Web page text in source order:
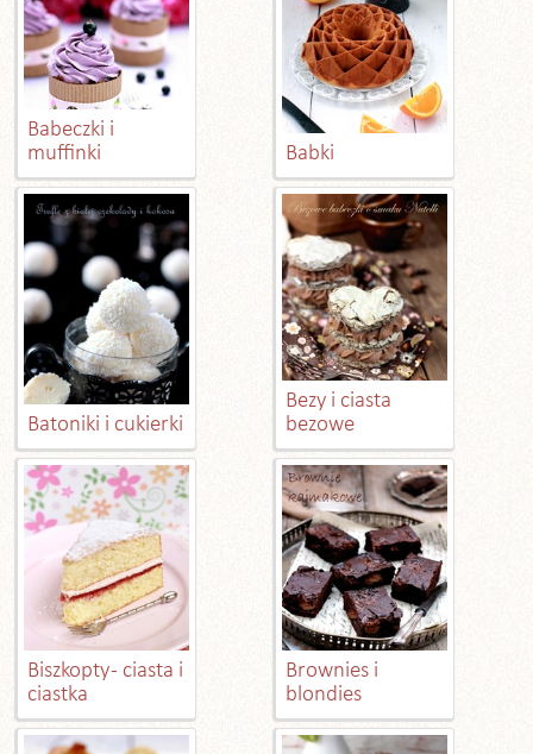
Babeczki i
muffinki
Babki
Batoniki i cukierki
Bezy i ciasta
bezowe
Biszkopty - ciasta i
ciastka
Brownies i
blondies